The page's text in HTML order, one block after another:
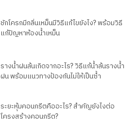
ชักโครกมีกลิ่นเหม็นมีวิธีแก้ไขยังไง? พร้อมวิธี
แก้ปัญหาห้องน้ำเหม็น
รางน้ำฝนล้นเกิดจากอะไร? วิธีแก้น้ำล้นรางน้ำ
ฝน พร้อมแนวทางป้องกันไม่ให้เป็นซ้ำ
ระยะหุ้มคอนกรีตคืออะไร? สำคัญยังไงต่อ
โครงสร้างคอนกรีต?